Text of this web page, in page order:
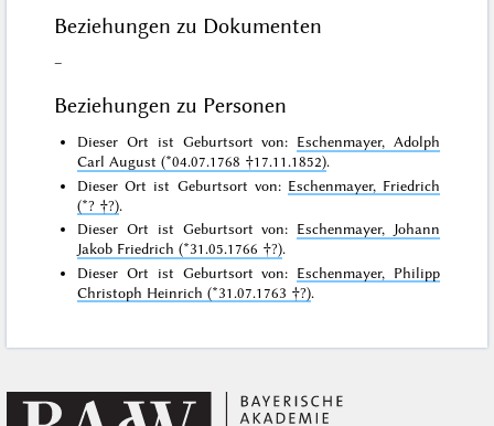
Beziehungen zu Dokumenten
–
Beziehungen zu Personen
Dieser Ort ist Geburtsort von: Eschenmayer, Adolph
Carl August (*04.07.1768 †17.11.1852).
Dieser Ort ist Geburtsort von: Eschenmayer, Friedrich
(*? †?).
Dieser Ort ist Geburtsort von: Eschenmayer, Johann
Jakob Friedrich (*31.05.1766 †?).
Dieser Ort ist Geburtsort von: Eschenmayer, Philipp
Christoph Heinrich (*31.07.1763 †?).